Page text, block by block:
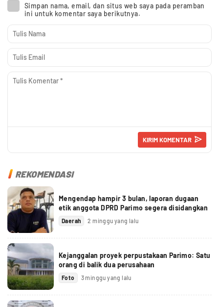
Simpan nama, email, dan situs web saya pada peramban
ini untuk komentar saya berikutnya.
REKOMENDASI
Mengendap hampir 3 bulan, laporan dugaan
etik anggota DPRD Parimo segera disidangkan
Daerah 2 minggu yang lalu
Kejanggalan proyek perpustakaan Parimo: Satu
orang di balik dua perusahaan
Foto 3 minggu yang lalu